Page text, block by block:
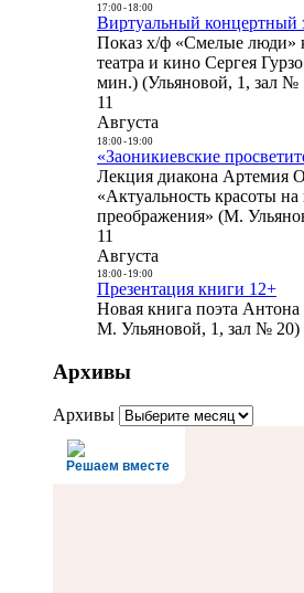
17:00- 18:00
Виртуальный концертный
Показ х/ф «Смелые люди»
театра и кино Сергея
мин.) (Ульяновой, 1, зал №
11
Августа
18:00- 19:00
«Заоникиевские
Лекция диакона Артемия
«Актуальность красоты
преображения» (М.
11
Августа
18:00- 19:00
Презентация книги 12+
Новая книга поэта
М. Ульяновой, 1, зал № 20)
Архивы
Архивы
Решаем вместе